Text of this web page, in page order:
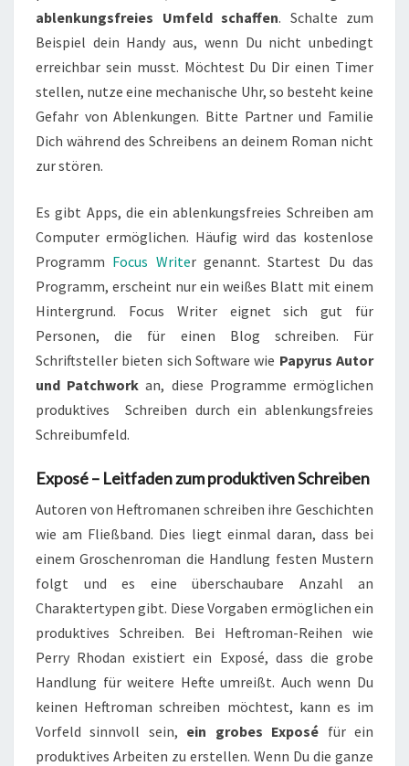
ablenkungsfreies Umfeld schaffen. Schalte zum
Beispiel dein Handy aus, wenn Du nicht unbedingt
erreichbar sein musst. Möchtest Du Dir einen Timer
stellen, nutze eine mechanische Uhr, so besteht keine
Gefahr von Ablenkungen. Bitte Partner und Familie
Dich während des Schreibens an deinem Roman nicht
zur stören.
Es gibt Apps, die ein ablenkungsfreies Schreiben am
Computer ermöglichen. Häufig wird das kostenlose
Programm Focus Writer genannt. Startest Du das
Programm, erscheint nur ein weißes Blatt mit einem
Hintergrund. Focus Writer eignet sich gut für
Personen, die für einen Blog schreiben. Für
Schriftsteller bieten sich Software wie Papyrus Autor
und Patchwork an, diese Programme ermöglichen
produktives Schreiben durch ein ablenkungsfreies
Schreibumfeld.
Exposé – Leitfaden zum produktiven Schreiben
Autoren von Heftromanen schreiben ihre Geschichten
wie am Fließband. Dies liegt einmal daran, dass bei
einem Groschenroman die Handlung festen Mustern
folgt und es eine überschaubare Anzahl an
Charaktertypen gibt. Diese Vorgaben ermöglichen ein
produktives Schreiben. Bei Heftroman-Reihen wie
Perry Rhodan existiert ein Exposé, dass die grobe
Handlung für weitere Hefte umreißt. Auch wenn Du
keinen Heftroman schreiben möchtest, kann es im
Vorfeld sinnvoll sein, ein grobes Exposé für ein
produktives Arbeiten zu erstellen. Wenn Du die ganze